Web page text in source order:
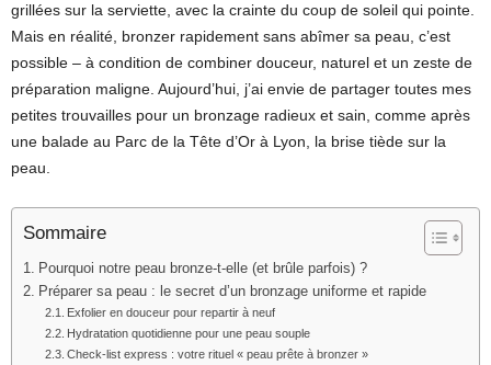
grillées sur la serviette, avec la crainte du coup de soleil qui pointe.
Mais en réalité, bronzer rapidement sans abîmer sa peau, c’est
possible – à condition de combiner douceur, naturel et un zeste de
préparation maligne. Aujourd’hui, j’ai envie de partager toutes mes
petites trouvailles pour un bronzage radieux et sain, comme après
une balade au Parc de la Tête d’Or à Lyon, la brise tiède sur la
peau.
Sommaire
Pourquoi notre peau bronze-t-elle (et brûle parfois) ?
Préparer sa peau : le secret d’un bronzage uniforme et rapide
Exfolier en douceur pour repartir à neuf
Hydratation quotidienne pour une peau souple
Check-list express : votre rituel « peau prête à bronzer »